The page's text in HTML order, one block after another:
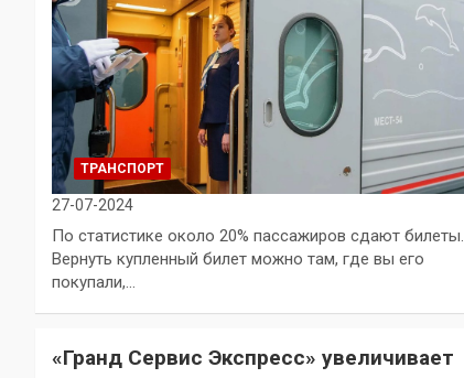
ТРАНСПОРТ
27-07-2024
По статистике около 20% пассажиров сдают билеты.
Вернуть купленный билет можно там, где вы его
покупали,…
«Гранд Сервис Экспресс» увеличивает